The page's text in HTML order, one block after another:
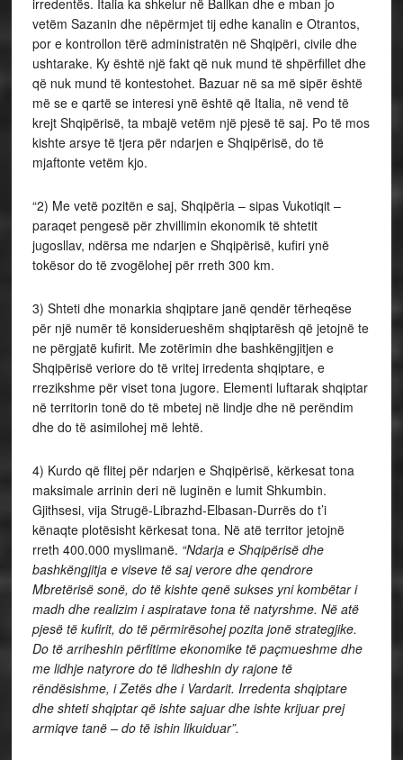
vetëm Sazanin dhe nëpërmjet tij edhe kanalin e Otrantos,
por e kontrollon tërë administratën në Shqipëri, civile dhe
ushtarake. Ky është një fakt që nuk mund të shpërfillet dhe
që nuk mund të kontestohet. Bazuar në sa më sipër është
më se e qartë se interesi ynë është që Italia, në vend të
krejt Shqipërisë, ta mbajë vetëm një pjesë të saj. Po të mos
kishte arsye të tjera për ndarjen e Shqipërisë, do të
mjaftonte vetëm kjo.
“2) Me vetë pozitën e saj, Shqipëria – sipas Vukotiqit –
paraqet pengesë për zhvillimin ekonomik të shtetit
jugosllav, ndërsa me ndarjen e Shqipërisë, kufiri ynë
tokësor do të zvogëlohej për rreth 300 km.
3) Shteti dhe monarkia shqiptare janë qendër tërheqëse
për një numër të konsiderueshëm shqiptarësh që jetojnë te
ne përgjatë kufirit. Me zotërimin dhe bashkëngjitjen e
Shqipërisë veriore do të vritej irredenta shqiptare, e
rrezikshme për viset tona jugore. Elementi luftarak shqiptar
në territorin tonë do të mbetej në lindje dhe në perëndim
dhe do të asimilohej më lehtë.
4) Kurdo që flitej për ndarjen e Shqipërisë, kërkesat tona
maksimale arrinin deri në luginën e lumit Shkumbin.
Gjithsesi, vija Strugë-Librazhd-Elbasan-Durrës do t’i
kënaqte plotësisht kërkesat tona. Në atë territor jetojnë
rreth 400.000 myslimanë. “Ndarja e Shqipërisë dhe
bashkëngjitja e viseve të saj verore dhe qendrore
Mbretërisë sonë, do të kishte qenë sukses yni kombëtar i
madh dhe realizim i aspiratave tona të natyrshme. Në atë
pjesë të kufirit, do të përmirësohej pozita jonë strategjike.
Do të arriheshin përfitime ekonomike të paçmueshme dhe
me lidhje natyrore do të lidheshin dy rajone të
rëndësishme, i Zetës dhe i Vardarit. Irredenta shqiptare
dhe shteti shqiptar që ishte sajuar dhe ishte krijuar prej
armiqve tanë – do të ishin likuiduar”.